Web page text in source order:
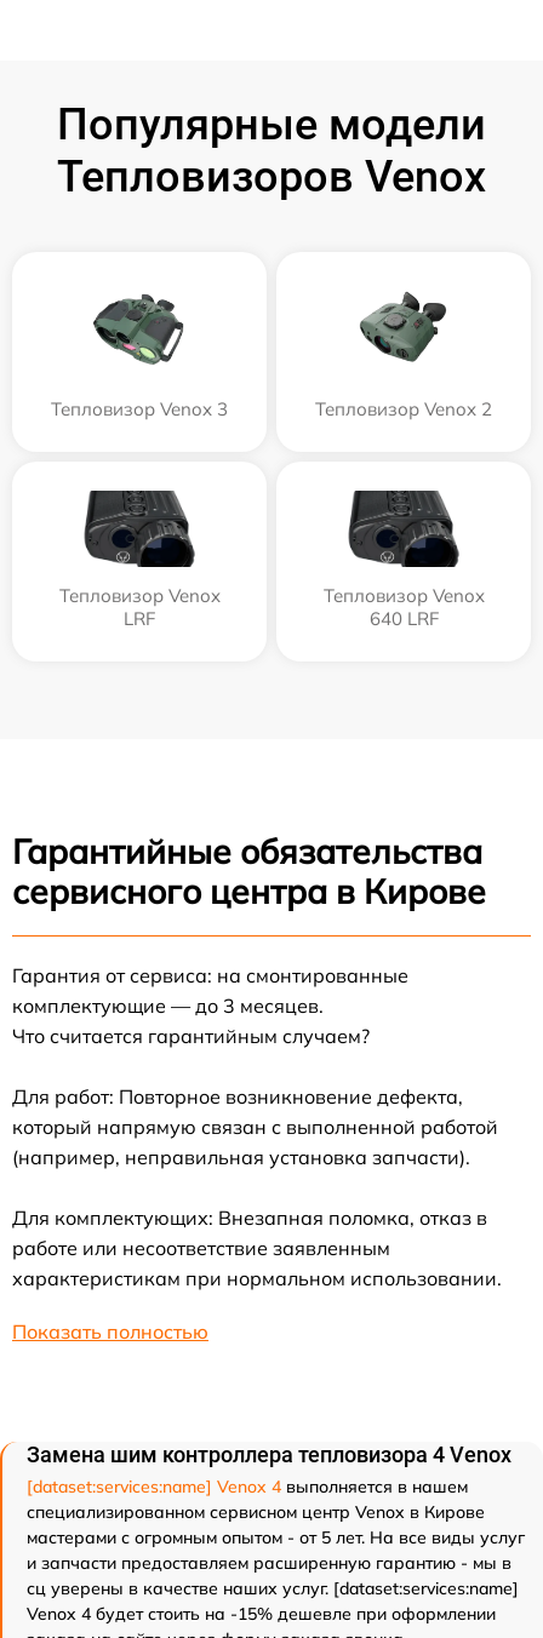
Популярные модели
Тепловизоров Venox
Тепловизор Venox 3 Тепловизор Venox 2
Тепловизор Venox
LRF
Тепловизор Venox
640 LRF
Гарантийные обязательства
сервисного центра в Кирове
Гарантия от сервиса: на смонтированные
комплектующие — до 3 месяцев.
Что считается гарантийным случаем?
Для работ: Повторное возникновение дефекта,
который напрямую связан с выполненной работой
(например, неправильная установка запчасти).
Для комплектующих: Внезапная поломка, отказ в
работе или несоответствие заявленным
характеристикам при нормальном использовании.
Показать полностью
Замена шим контроллера тепловизора 4 Venox
[dataset:services:name] Venox 4 выполняется в нашем
специализированном сервисном центр Venox в Кирове
мастерами с огромным опытом - от 5 лет. На все виды услуг
и запчасти предоставляем расширенную гарантию - мы в
сц уверены в качестве наших услуг. [dataset:services:name]
Venox 4 будет стоить на -15% дешевле при оформлении